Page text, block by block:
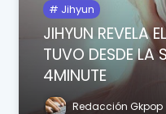
Jihyun
JIHYUN REVELA
TUVO DESDE LA
4MINUTE
Redacción Gkpop